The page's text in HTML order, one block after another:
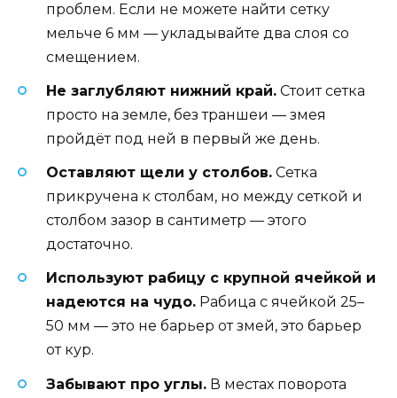
проблем. Если не можете найти сетку
мельче 6 мм — укладывайте два слоя со
смещением.
Не заглубляют нижний край. Стоит сетка
просто на земле, без траншеи — змея
пройдёт под ней в первый же день.
Оставляют щели у столбов. Сетка
прикручена к столбам, но между сеткой и
столбом зазор в сантиметр — этого
достаточно.
Используют рабицу с крупной ячейкой и
надеются на чудо. Рабица с ячейкой 25–
50 мм — это не барьер от змей, это барьер
от кур.
Забывают про углы. В местах поворота